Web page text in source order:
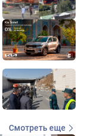
Смотреть еще